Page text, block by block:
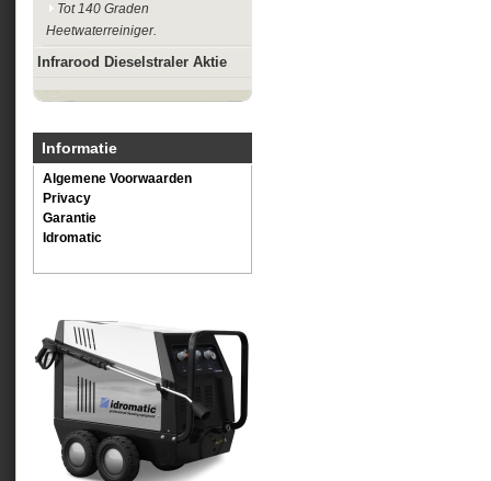
Tot 140 Graden
Heetwaterreiniger.
Infrarood Dieselstraler Aktie
Informatie
Algemene Voorwaarden
Privacy
Garantie
Idromatic